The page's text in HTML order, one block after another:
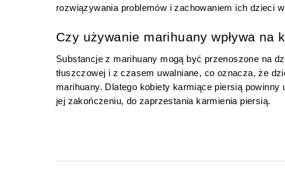
rozwiązywania problemów i zachowaniem ich dzieci
Czy używanie marihuany wpływa na
Substancje z marihuany mogą być przenoszone na
tłuszczowej i z czasem uwalniane, co oznacza, że
marihuany. Dlatego kobiety karmiące piersią
jej zakończeniu, do zaprzestania karmienia piersią.